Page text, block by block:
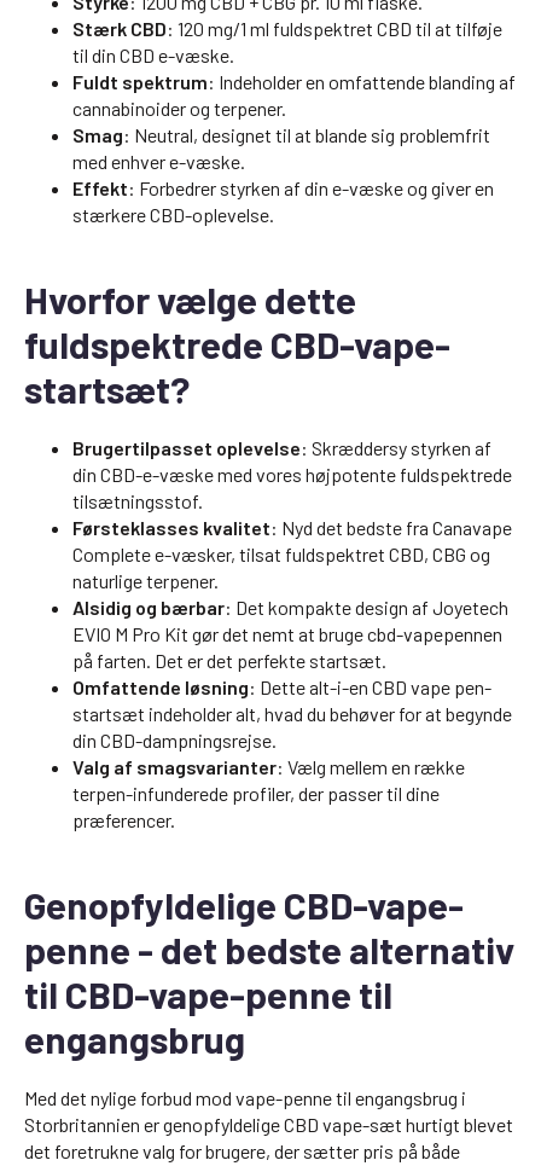
Stærk CBD: 120 mg/1 ml fuldspektret CBD til at tilføje
til din CBD e-væske.
Fuldt spektrum: Indeholder en omfattende blanding af
cannabinoider og terpener.
Smag: Neutral, designet til at blande sig problemfrit
med enhver e-væske.
Effekt: Forbedrer styrken af din e-væske og giver en
stærkere CBD-oplevelse.
Hvorfor vælge dette
fuldspektrede CBD-vape-
startsæt?
Brugertilpasset oplevelse: Skræddersy styrken af
din CBD-e-væske med vores højpotente fuldspektrede
tilsætningsstof.
Førsteklasses kvalitet: Nyd det bedste fra Canavape
Complete e-væsker, tilsat fuldspektret CBD, CBG og
naturlige terpener.
Alsidig og bærbar: Det kompakte design af Joyetech
EVIO M Pro Kit gør det nemt at bruge cbd-vapepennen
på farten. Det er det perfekte startsæt.
Omfattende løsning: Dette alt-i-en CBD vape pen-
startsæt indeholder alt, hvad du behøver for at begynde
din CBD-dampningsrejse.
Valg af smagsvarianter: Vælg mellem en række
terpen-infunderede profiler, der passer til dine
præferencer.
Genopfyldelige CBD-vape-
penne - det bedste alternativ
til CBD-vape-penne til
engangsbrug
Med det nylige forbud mod vape-penne til engangsbrug i
Storbritannien er genopfyldelige CBD vape-sæt hurtigt blevet
det foretrukne valg for brugere, der sætter pris på både